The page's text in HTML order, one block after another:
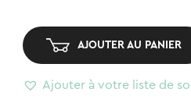
AJOUTER AU PANIER
Ajouter à votre liste de